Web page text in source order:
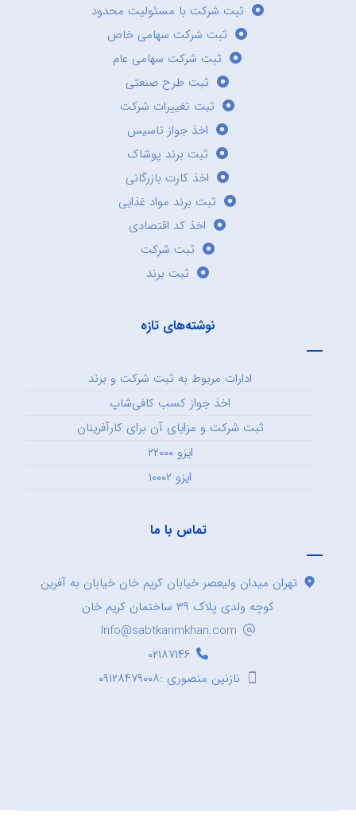
ثبت شرکت با مسئولیت محدود
ثبت شرکت سهامی خاص
ثبت شرکت سهامی عام
ثبت طرح صنعتی
ثبت تغییرات شرکت
اخذ جواز تاسیس
ثبت برند پوشاک
اخذ کارت بازرگانی
ثبت برند مواد غذایی
اخذ کد اقتصادی
ثبت شرکت
ثبت برند
نوشته‌های تازه
ادارات مربوط به ثبت شرکت و برند
اخذ جواز کسب کافی‌شاپ
ثبت شرکت و مزایای آن برای کارآفرینان
ایزو ۲۲۰۰۰
ایزو ۱۰۰۰۲
تماس با ما
تهران میدان ولیعصر خیابان کریم خان خیابان به آفرین
کوچه ولدی پلاک ۳۹ ساختمان کریم خان
Info@sabtkarimkhan.com
۰۲۱۸۷۱۴۶
نازنین منصوری :۰۹۱۲۸۴۷۹۰۰۸